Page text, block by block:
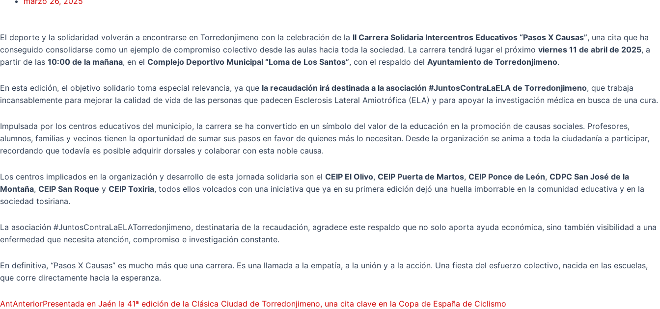
El deporte y la solidaridad volverán a encontrarse en Torredonjimeno con la celebración de la II Carrera Solidaria Intercentros Educativos “Pasos X Causas”, una cita que ha
conseguido consolidarse como un ejemplo de compromiso colectivo desde las aulas hacia toda la sociedad. La carrera tendrá lugar el próximo viernes 11 de abril de 2025, a
partir de las 10:00 de la mañana, en el Complejo Deportivo Municipal “Loma de Los Santos”, con el respaldo del Ayuntamiento de Torredonjimeno.
En esta edición, el objetivo solidario toma especial relevancia, ya que la recaudación irá destinada a la asociación #JuntosContraLaELA de Torredonjimeno, que trabaja
incansablemente para mejorar la calidad de vida de las personas que padecen Esclerosis Lateral Amiotrófica (ELA) y para apoyar la investigación médica en busca de una cura.
Impulsada por los centros educativos del municipio, la carrera se ha convertido en un símbolo del valor de la educación en la promoción de causas sociales. Profesores,
alumnos, familias y vecinos tienen la oportunidad de sumar sus pasos en favor de quienes más lo necesitan. Desde la organización se anima a toda la ciudadanía a participar,
recordando que todavía es posible adquirir dorsales y colaborar con esta noble causa.
Los centros implicados en la organización y desarrollo de esta jornada solidaria son el CEIP El Olivo, CEIP Puerta de Martos, CEIP Ponce de León, CDPC San José de la
Montaña, CEIP San Roque y CEIP Toxiria, todos ellos volcados con una iniciativa que ya en su primera edición dejó una huella imborrable en la comunidad educativa y en la
sociedad tosiriana.
La asociación #JuntosContraLaELATorredonjimeno, destinataria de la recaudación, agradece este respaldo que no solo aporta ayuda económica, sino también visibilidad a una
enfermedad que necesita atención, compromiso e investigación constante.
En definitiva, “Pasos X Causas” es mucho más que una carrera. Es una llamada a la empatía, a la unión y a la acción. Una fiesta del esfuerzo colectivo, nacida en las escuelas,
que corre directamente hacia la esperanza.
AntAnteriorPresentada en Jaén la 41ª edición de la Clásica Ciudad de Torredonjimeno, una cita clave en la Copa de España de Ciclismo